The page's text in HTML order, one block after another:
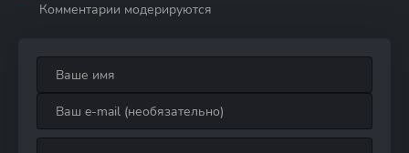
Комментарии модерируются